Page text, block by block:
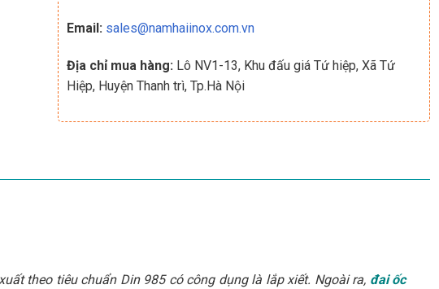
Email: sales@namhaiinox.com.vn
Địa chỉ mua hàng: Lô NV1-13, Khu đấu giá Tứ hiệp, Xã Tứ
Hiệp, Huyện Thanh trì, Tp.Hà Nội
theo tiêu chuẩn Din 985 có công dụng là lắp xiết. Ngoài ra, đai ốc